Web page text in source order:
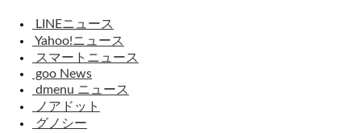
LINEニュース
Yahoo!ニュース
スマートニュース
goo News
dmenu ニュース
ノアドット
グノシー